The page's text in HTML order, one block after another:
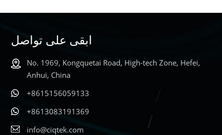
ابقى على تواصل
No. 1969, Kongquetai Road, High-tech Zone, Hefei,
Anhui, China
+8615156059133
+8613083191369
info@ciqtek.com